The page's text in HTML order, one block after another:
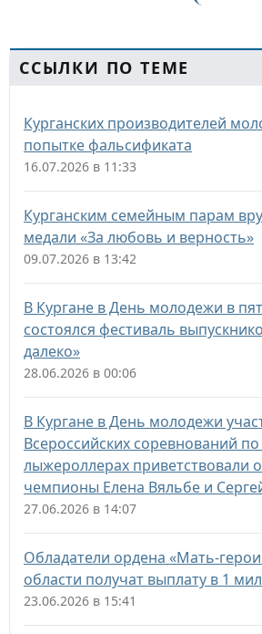
ССЫЛКИ ПО ТЕМЕ
Курганских производителей
попытке фальсификата
16.07.2026 в 11:33
Курганским семейным парам
медали «За любовь и верность»
09.07.2026 в 13:42
В Кургане в День молодежи в
состоялся фестиваль
далеко»
28.06.2026 в 00:06
В Кургане в День молодежи
Всероссийских соревнований
лыжероллерах приветствовали
чемпионы Елена Вяльбе и
27.06.2026 в 14:07
Обладатели ордена «Мать-
области получат выплату в 1
23.06.2026 в 15:41